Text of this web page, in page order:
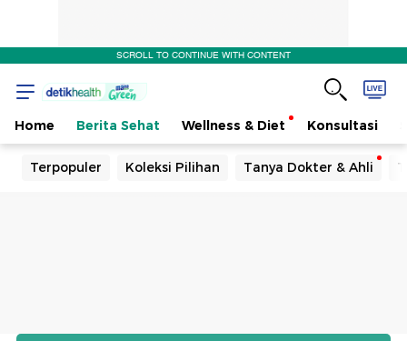
SCROLL TO CONTINUE WITH CONTENT
Home Berita Sehat Wellness & Diet Konsultasi
Terpopuler Koleksi Pilihan Tanya Dokter & Ahli